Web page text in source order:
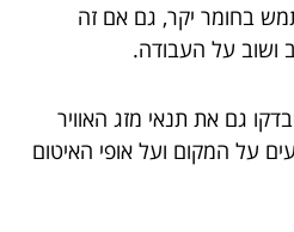
בחומר יקר, גם אם זה
ושוב על העבודה.
גם את תנאי מזג האוויר
על המקום ועל אופי האיטום